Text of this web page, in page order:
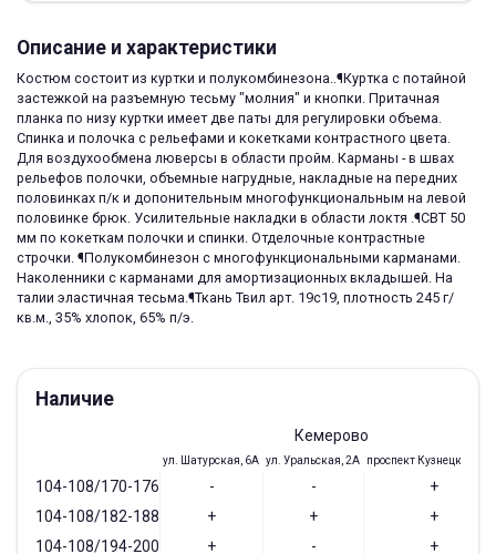
Описание и характеристики
Костюм состоит из куртки и полукомбинезона..¶Куртка с потайной
застежкой на разъемную тесьму "молния" и кнопки. Притачная
планка по низу куртки имеет две паты для регулировки объема.
Спинка и полочка с рельефами и кокетками контрастного цвета.
Для воздухообмена люверсы в области пройм. Карманы - в швах
рельефов полочки, объемные нагрудные, накладные на передних
половинках п/к и допонительным многофункциональным на левой
половинке брюк. Усилительные накладки в области локтя .¶СВТ 50
мм по кокеткам полочки и спинки. Отделочные контрастные
строчки. ¶Полукомбинезон с многофункциональными карманами.
Наколенники с карманами для амортизационных вкладышей. На
талии эластичная тесьма.¶Ткань Твил арт. 19с19, плотность 245 г/
кв.м., 35% хлопок, 65% п/э.
Наличие
Кемерово
ул. Шатурская, 6А ул. Уральская, 2А проспект Кузнецкий,
104-108/170-176 - -
+
104-108/182-188
+ +
+
104-108/194-200
+ - +